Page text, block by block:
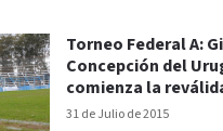
31 de Julio de 2015
Torneo Federal A:
Concepción del
comienza la